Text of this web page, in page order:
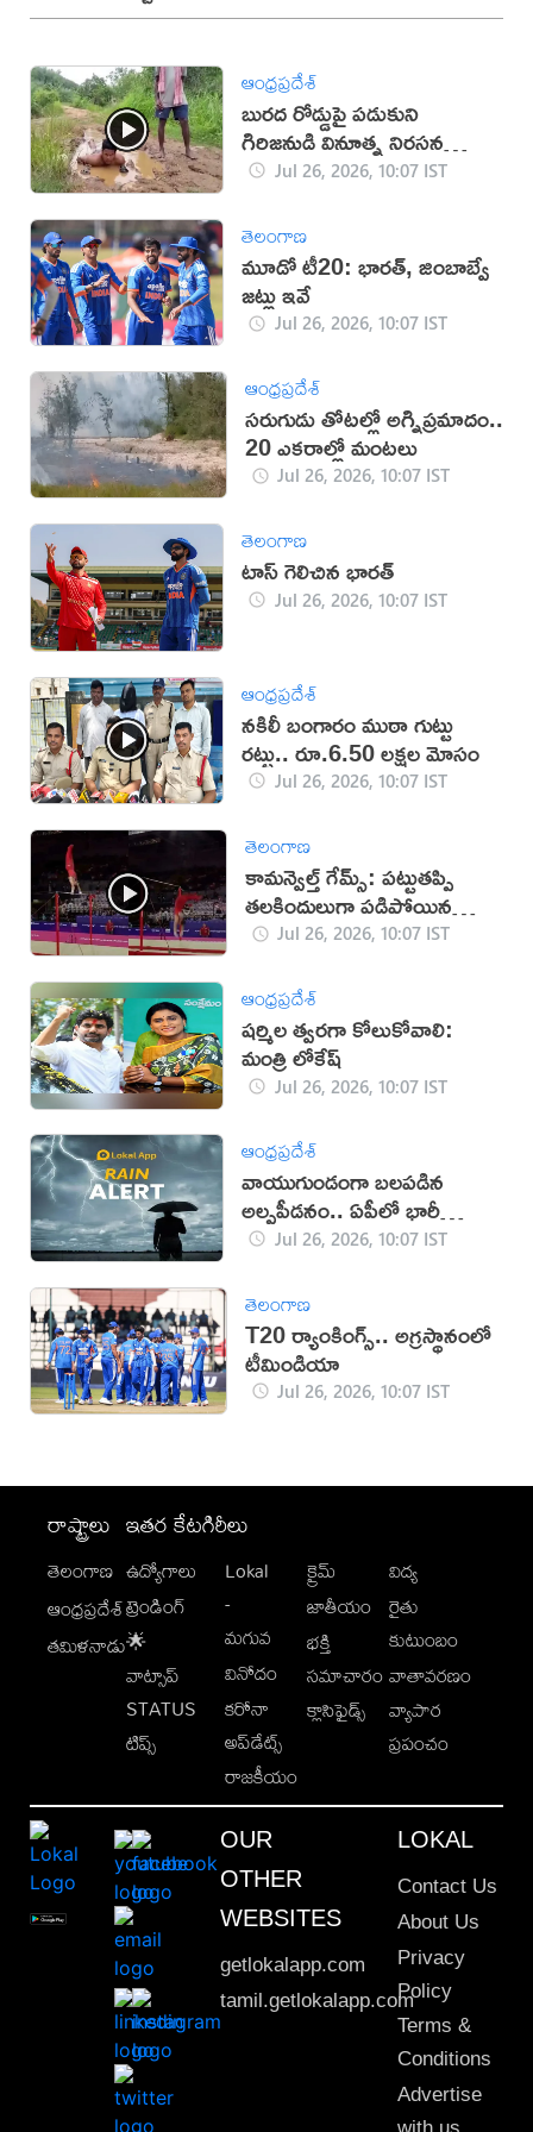
ఆంధ్రప్రదేశ్
బురద రోడ్డుపై పడుకుని
గిరిజనుడి వినూత్న నిరసన
(వీడియో)
Jul 26, 2026, 10:07 IST
తెలంగాణ
మూడో టీ20: భారత్, జింబాబ్వే
జట్లు ఇవే
Jul 26, 2026, 10:07 IST
ఆంధ్రప్రదేశ్
సరుగుడు తోటల్లో అగ్నిప్రమాదం..
20 ఎకరాల్లో మంటలు
Jul 26, 2026, 10:07 IST
తెలంగాణ
టాస్ గెలిచిన భారత్
Jul 26, 2026, 10:07 IST
ఆంధ్రప్రదేశ్
నకిలీ బంగారం ముఠా గుట్టు
రట్టు.. రూ.6.50 లక్షల మోసం
Jul 26, 2026, 10:07 IST
తెలంగాణ
కామన్వెల్త్ గేమ్స్‌: పట్టుతప్పి
తలకిందులుగా పడిపోయిన
జిమ్నాస్ట్(వీడియో)
Jul 26, 2026, 10:07 IST
ఆంధ్రప్రదేశ్
షర్మిల త్వరగా కోలుకోవాలి:
మంత్రి లోకేష్
Jul 26, 2026, 10:07 IST
ఆంధ్రప్రదేశ్
వాయుగుండంగా బలపడిన
అల్పపీడనం.. ఏపీలో భారీ
వర్షాలుJul 26, 2026, 10:07 IST
తెలంగాణ
T20 ర్యాంకింగ్స్.. అగ్రస్థానంలో
టీమిండియా
Jul 26, 2026, 10:07 IST
రాష్ట్రాలు
తెలంగాణ
ఆంధ్రప్రదేశ్
తమిళనాడు
ఇతర కేటగిరీలు
ఉద్యోగాలు
ట్రెండింగ్
🌟
వాట్సాప్
STATUS
టిప్స్
Lokal
-
మగువ
వినోదం
కరోనా
అప్‌డేట్స్
రాజకీయం
క్రైమ్
జాతీయం
భక్తి
సమాచారం
క్లాసిఫైడ్స్
విద్య
రైతు
కుటుంబం
వాతావరణం
వ్యాపార
ప్రపంచం
OUR
OTHER
WEBSITES
getlokalapp.com
tamil.getlokalapp.com
LOKAL
Contact Us
About Us
Privacy
Policy
Terms &
Conditions
Advertise